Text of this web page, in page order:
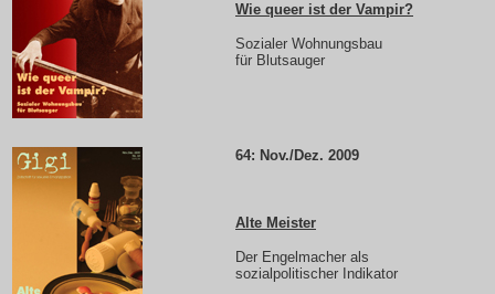
Wie queer ist der Vampir?
Sozialer Wohnungsbau
für Blutsauger
64: Nov./Dez. 2009
Alte Meister
Der Engelmacher als
sozialpolitischer Indikator